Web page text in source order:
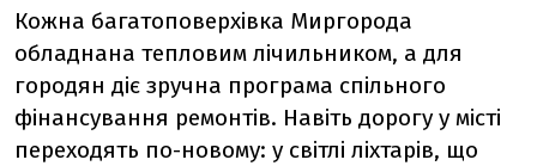
Кожна багатоповерхівка Миргорода
обладнана тепловим лічильником, а для
городян діє зручна програма спільного
фінансування ремонтів. Навіть дорогу у місті
переходять по-новому: у світлі ліхтарів, що